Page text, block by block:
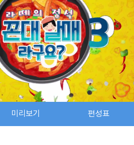
미리보기 편성표